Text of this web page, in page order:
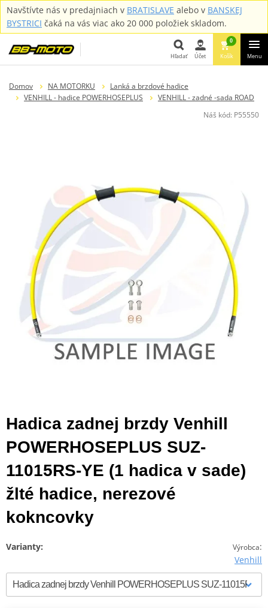
Navštívte nás v predajniach v BRATISLAVE alebo v BANSKEJ
BYSTRICI čaká na vás viac ako 20 000 položiek skladom.
Hľadať Účet
0
Košík Menu
Domov NA MOTORKU
Lanká a brzdové hadice
VENHILL - hadice POWERHOSEPLUS
VENHILL - zadné -sada ROAD
Náš kód: P55550
Hadica zadnej brzdy Venhill
POWERHOSEPLUS SUZ-
11015RS-YE (1 hadica v sade)
žlté hadice, nerezové
kokncovky
Výrobca:
Venhill
Varianty: